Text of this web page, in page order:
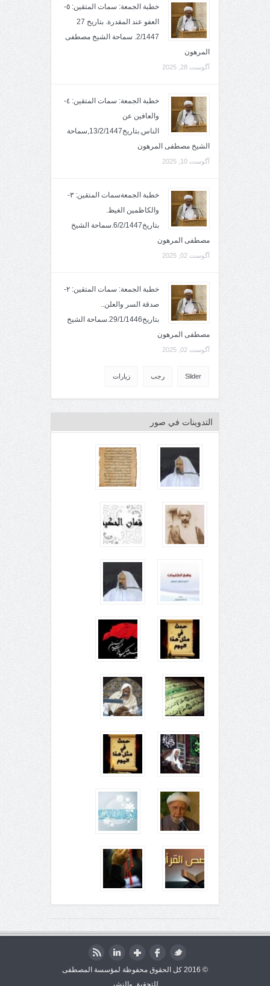
خطبة الجمعة: سمات المتقين: ٥-
العفو عند المقدرة. بتاريخ 27
2/1447. سماحة الشيخ مصطفى
المرهون
آگوست 28, 2025
خطبة الجمعة: سمات المتقين: ٤-
والعافين عن
الناس.بتاريخ13/2/1447,سماحة
الشيخ مصطفى المرهون
آگوست 10, 2025
خطبة الجمعةسمات المتقين: ٣-
والكاظمين الغيظ.
بتاريخ6/2/1447.سماحة الشيخ
مصطفى المرهون
آگوست 02, 2025
خطبة الجمعة: سمات المتقين: ٢-
صدقة السر والعلن..
بتاريخ29/1/1446.سماحة الشيخ
مصطفى المرهون
آگوست 02, 2025
Slider رجب زيارات
التدوينات في صور
© 2016 كل الحقوق محفوظة لمؤسسة المصطفى
للتحقيق والنشر